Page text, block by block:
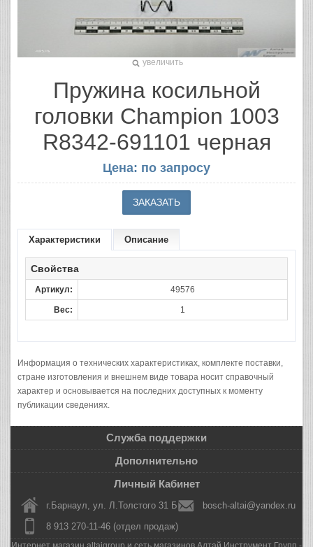
увеличить
Пружина косильной
головки Champion 1003
R8342-691101 черная
Цена: по запросу
Характеристики Описание
Свойства
Артикул: 49576
Вес: 1
Информация о технических характеристиках, комплекте поставки,
стране изготовления и внешнем виде товара носит справочный
характер и основывается на последних доступных к моменту
публикации сведениях.
Служба поддержки
Дополнительно
Личный Кабинет
г.Барнаул, ул. Л.Толстого 31 Б
bosch-altai@yandex.ru
8 913 270-11-46 (отдел продаж)